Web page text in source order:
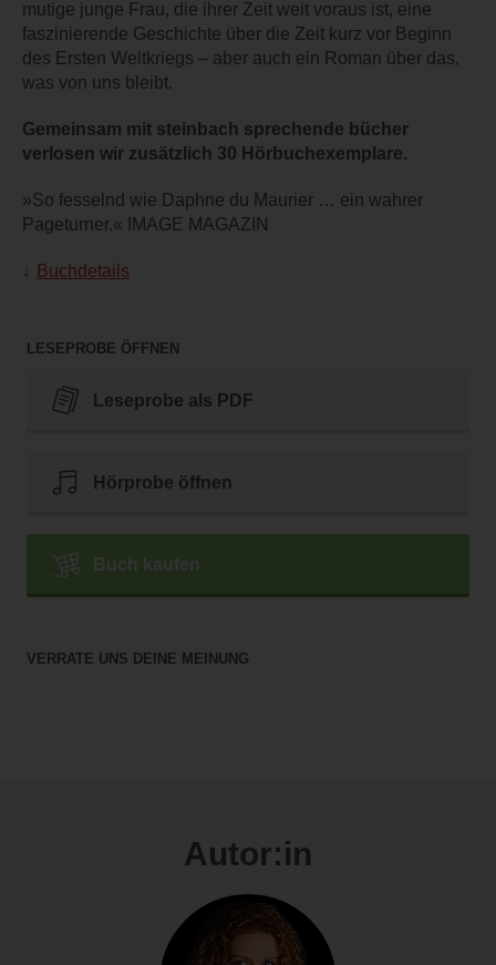
mutige junge Frau, die ihrer Zeit weit voraus ist, eine
faszinierende Geschichte über die Zeit kurz vor Beginn
des Ersten Weltkriegs – aber auch ein Roman über das,
was von uns bleibt.
Gemeinsam mit steinbach sprechende bücher
verlosen wir zusätzlich 30 Hörbuchexemplare.
»So fesselnd wie Daphne du Maurier … ein wahrer
Pageturner.« IMAGE MAGAZIN
Buchdetails
LESEPROBE ÖFFNEN
Leseprobe als PDF
Hörprobe öffnen
Buch kaufen
VERRATE UNS DEINE MEINUNG
Autor:in